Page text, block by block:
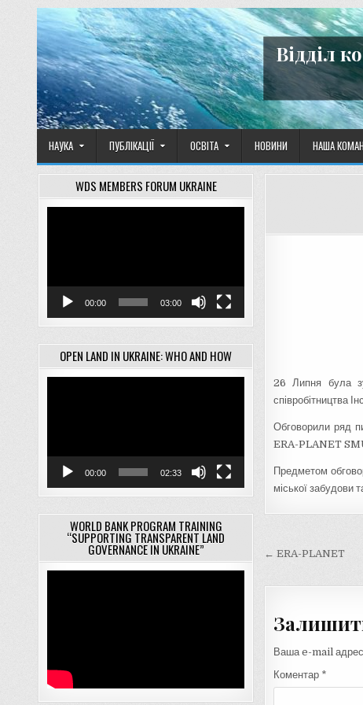
content
Відділ
НАУКА ПУБЛІКАЦІЇ ОСВІТА НОВИНИ НАША
26 Липня була
співробітництва
Обговорили ряд
ERA-PLANET
Предметом
міської забудови
Навігація
← ERA-PLANET
Ваша e-mail
Коментар *
WDS MEMBERS FORUM UKRAINE
00:00 03:00
OPEN LAND IN UKRAINE: WHO AND HOW
00:00 02:33
WORLD BANK PROGRAM TRAINING
“SUPPORTING TRANSPARENT LAND
GOVERNANCE IN UKRAINE”